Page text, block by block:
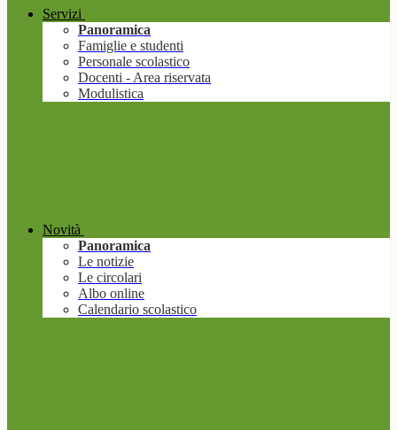
Servizi
Panoramica
Famiglie e studenti
Personale scolastico
Docenti - Area riservata
Modulistica
Novità
Panoramica
Le notizie
Le circolari
Albo online
Calendario scolastico